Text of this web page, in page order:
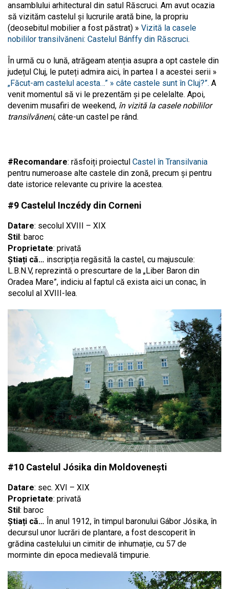
ansamblului arhitectural din satul Răscruci. Am avut ocazia
să vizităm castelul și lucrurile arată bine, la propriu
(deosebitul mobilier a fost păstrat) » Vizită la casele
nobililor transilvăneni: Castelul Bánffy din Răscruci.
În urmă cu o lună, atrăgeam atenția asupra a opt castele din
județul Cluj, le puteți admira aici, în partea I a acestei serii »
„Făcut-am castelul acesta…” » câte castele sunt în Cluj?”. A
venit momentul să vi le prezentăm și pe celelalte. Apoi,
devenim musafiri de weekend, în vizită la casele nobililor
transilvăneni, câte-un castel pe rând.
#Recomandare: răsfoiți proiectul Castel în Transilvania
pentru numeroase alte castele din zonă, precum și pentru
date istorice relevante cu privire la acestea.
#9 Castelul Inczédy din Corneni
Datare: secolul XVIII – XIX
Stil: baroc
Proprietate: privată
Știați că… inscripția regăsită la castel, cu majuscule:
L.B.N.V, reprezintă o prescurtare de la „Liber Baron din
Oradea Mare”, indiciu al faptul că exista aici un conac, în
secolul al XVIII-lea.
#10 Castelul Jósika din Moldovenești
Datare: sec. XVI – XIX
Proprietate: privată
Stil: baroc
Știați că… În anul 1912, în timpul baronului Gábor Jósika, în
decursul unor lucrări de plantare, a fost descoperit în
grădina castelului un cimitir de inhumație, cu 57 de
morminte din epoca medievală timpurie.